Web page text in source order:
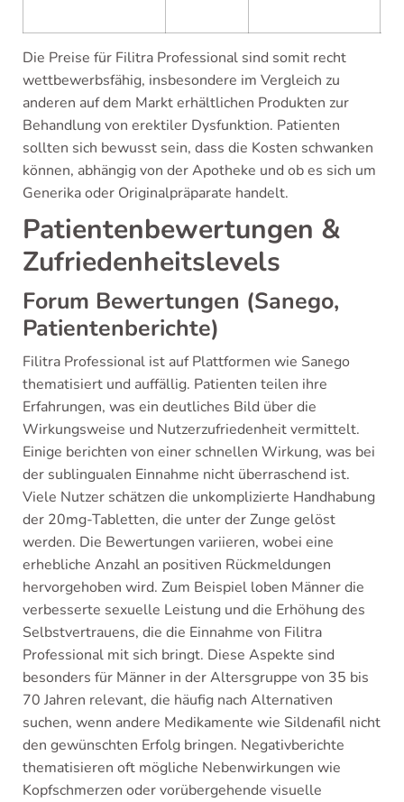
Die Preise für Filitra Professional sind somit recht
wettbewerbsfähig, insbesondere im Vergleich zu
anderen auf dem Markt erhältlichen Produkten zur
Behandlung von erektiler Dysfunktion. Patienten
sollten sich bewusst sein, dass die Kosten schwanken
können, abhängig von der Apotheke und ob es sich um
Generika oder Originalpräparate handelt.
Patientenbewertungen &
Zufriedenheitslevels
Forum Bewertungen (Sanego,
Patientenberichte)
Filitra Professional ist auf Plattformen wie Sanego
thematisiert und auffällig. Patienten teilen ihre
Erfahrungen, was ein deutliches Bild über die
Wirkungsweise und Nutzerzufriedenheit vermittelt.
Einige berichten von einer schnellen Wirkung, was bei
der sublingualen Einnahme nicht überraschend ist.
Viele Nutzer schätzen die unkomplizierte Handhabung
der 20mg-Tabletten, die unter der Zunge gelöst
werden. Die Bewertungen variieren, wobei eine
erhebliche Anzahl an positiven Rückmeldungen
hervorgehoben wird. Zum Beispiel loben Männer die
verbesserte sexuelle Leistung und die Erhöhung des
Selbstvertrauens, die die Einnahme von Filitra
Professional mit sich bringt. Diese Aspekte sind
besonders für Männer in der Altersgruppe von 35 bis
70 Jahren relevant, die häufig nach Alternativen
suchen, wenn andere Medikamente wie Sildenafil nicht
den gewünschten Erfolg bringen. Negativberichte
thematisieren oft mögliche Nebenwirkungen wie
Kopfschmerzen oder vorübergehende visuelle